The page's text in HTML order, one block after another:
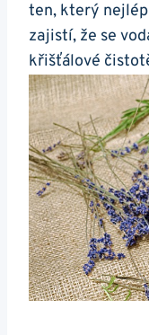
ten, který
zajistí, že se
křišťálové